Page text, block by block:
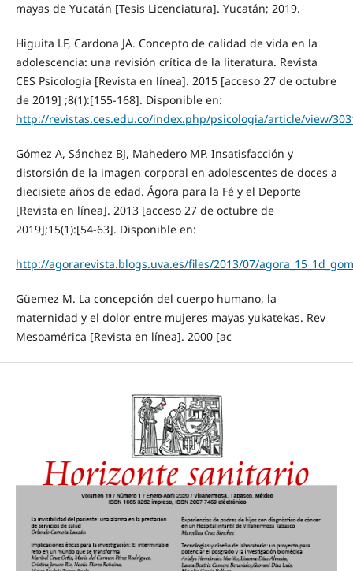
mayas de Yucatán [Tesis Licenciatura]. Yucatán; 2019.
Higuita LF, Cardona JA. Concepto de calidad de vida en la
adolescencia: una revisión crítica de la literatura. Revista
CES Psicología [Revista en línea]. 2015 [acceso 27 de octubre
de 2019] ;8(1):[155-168]. Disponible en:
http://revistas.ces.edu.co/index.php/psicologia/article/view/
Gómez A, Sánchez BJ, Mahedero MP. Insatisfacción y
distorsión de la imagen corporal en adolescentes de doces a
diecisiete años de edad. Ágora para la Fé y el Deporte
[Revista en línea]. 2013 [acceso 27 de octubre de
2019];15(1):[54-63]. Disponible en:
http://agorarevista.blogs.uva.es/files/2013/07/
Güemez M. La concepción del cuerpo humano, la
maternidad y el dolor entre mujeres mayas yukatekas. Rev
Mesoamérica [Revista en línea]. 2000 [ac